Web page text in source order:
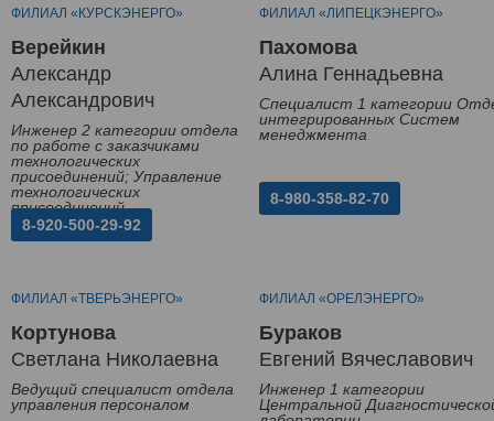
ФИЛИАЛ «КУРСКЭНЕРГО»
Верейкин
Александр
Александрович
Инженер 2 категории отдела
по работе с заказчиками
технологических
присоединений; Управление
технологических
присоединений
8-920-500-29-92
ФИЛИАЛ «ЛИПЕЦКЭНЕРГО»
Пахомова
Алина Геннадьевна
Специалист 1 категории
интегрированных Систем
менеджмента
8-980-358-82-70
ФИЛИАЛ «ТВЕРЬЭНЕРГО»
Кортунова
Светлана Николаевна
Ведущий специалист отдела
управления персоналом
ФИЛИАЛ «ОРЕЛЭНЕРГО»
Бураков
Евгений Вячеславович
Инженер 1 категории
Центральной